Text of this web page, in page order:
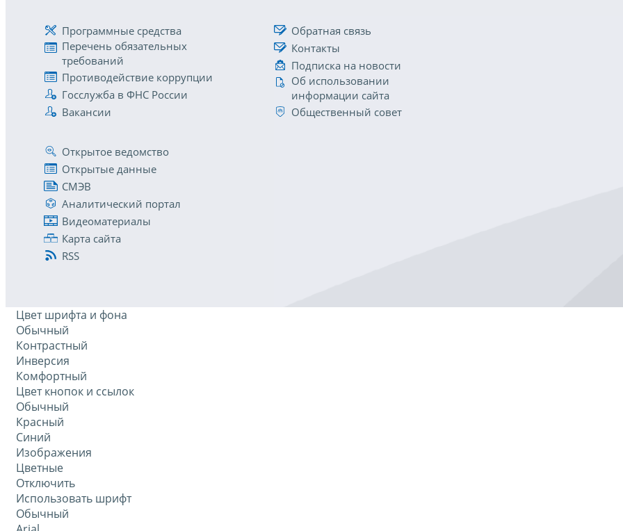
Программные средства
Перечень обязательных
требований
Противодействие коррупции
Госслужба в ФНС России
Вакансии
Обратная связь
Контакты
Подписка на новости
Об использовании
информации сайта
Общественный совет
Открытое ведомство
Открытые данные
СМЭВ
Аналитический портал
Видеоматериалы
Карта сайта
RSS
Цвет шрифта и фона
Обычный
Контрастный
Инверсия
Комфортный
Цвет кнопок и ссылок
Обычный
Красный
Синий
Изображения
Цветные
Отключить
Использовать шрифт
Обычный